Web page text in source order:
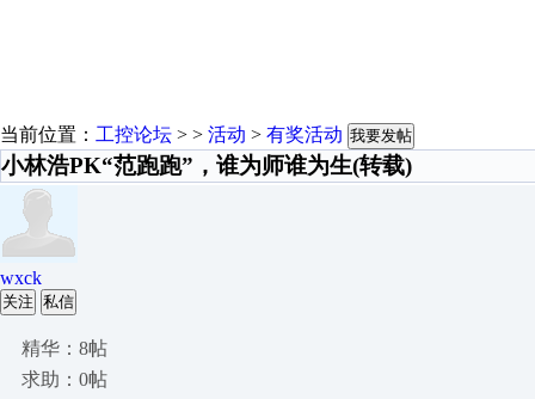
当前位置： 工控论坛 > > 活动 > 有奖活动 我要发帖
小林浩PK“范跑跑”，谁为师谁为生(转载)
wxck
关注 私信
精华：8帖
求助：0帖